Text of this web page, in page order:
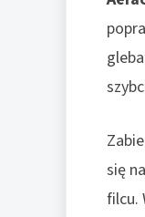
się
filcu.